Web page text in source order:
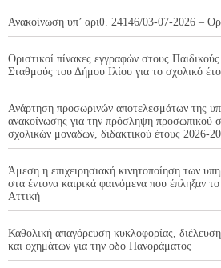
Ανακοίνωση υπ’ αριθ. 24146/03-07-2026 –
Οριστικοί πίνακες εγγραφών στους
Σταθμούς του Δήμου Ιλίου για το σχολικό
Ανάρτηση προσωρινών αποτελεσμάτων της
ανακοίνωσης για την πρόσληψη προσωπικού
σχολικών μονάδων, διδακτικού έτους 2026-
Άμεση η επιχειρησιακή κινητοποίηση των
στα έντονα καιρικά φαινόμενα που έπληξαν
Αττική
Καθολική απαγόρευση κυκλοφορίας,
και οχημάτων για την οδό Πανοράματος